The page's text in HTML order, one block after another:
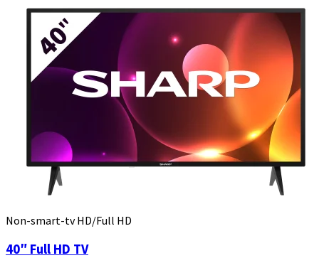
Non-smart-tv HD/Full HD
40″ Full HD TV